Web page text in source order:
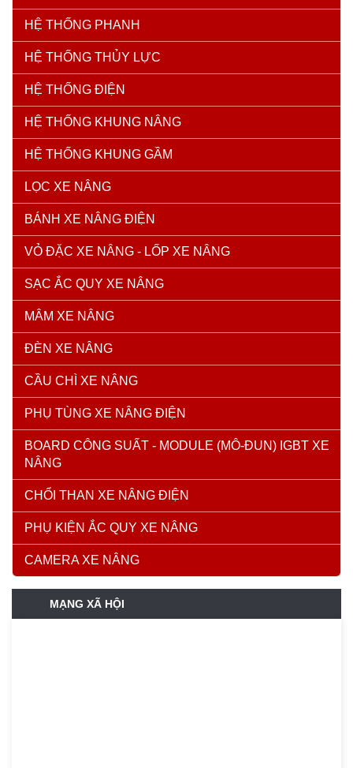
HỆ THỐNG PHANH
HỆ THỐNG THỦY LỰC
HỆ THỐNG ĐIỆN
HỆ THỐNG KHUNG NÂNG
HỆ THỐNG KHUNG GẦM
LỌC XE NÂNG
BÁNH XE NÂNG ĐIỆN
VỎ ĐẶC XE NÂNG - LỐP XE NÂNG
SẠC ẮC QUY XE NÂNG
MÂM XE NÂNG
ĐÈN XE NÂNG
CẦU CHÌ XE NÂNG
PHỤ TÙNG XE NÂNG ĐIỆN
BOARD CÔNG SUẤT - MODULE (MÔ-ĐUN) IGBT XE
NÂNG
CHỔI THAN XE NÂNG ĐIỆN
PHỤ KIỆN ẮC QUY XE NÂNG
CAMERA XE NÂNG
MẠNG XÃ HỘI